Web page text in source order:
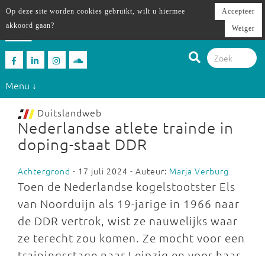
Menu ↓
Duitslandweb
Nederlandse atlete trainde in
doping-staat DDR
Achtergrond - 17 juli 2024 - Auteur: Marja Verburg
Toen de Nederlandse kogelstootster Els
van Noorduijn als 19-jarige in 1966 naar
de DDR vertrok, wist ze nauwelijks waar
ze terecht zou komen. Ze mocht voor een
Op deze site worden cookies gebruikt, wilt u hiermee
akkoord gaan?
Accepteer
Weiger